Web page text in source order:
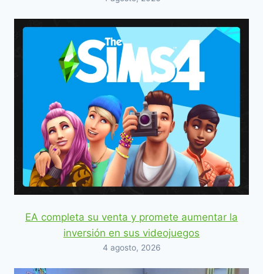
EA completa su venta y promete aumentar la
inversión en sus videojuegos
4 agosto, 2026